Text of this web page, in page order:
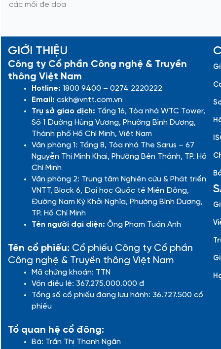
các mối đe dọa
GIỚI THIỆU
Công ty Cổ phần Công nghệ & Truyền
thông Việt Nam
Hotline: 1800 9400 – 0274 2220222
Email: cskh@vntt.com.vn
Trụ sở giao dịch: Tầng 16, Tòa nhà WTC Tower,
Số 1 Đường Hùng Vương, Phường Bình Dương,
Thành phố Hồ Chí Minh, Việt Nam
Văn phòng 1: Tầng 8, Tòa nhà The Sarus – 67
Nguyễn Thị Minh Khai, Phường Bến Thành, TP. Hồ
Chí Minh
Văn phòng 2: Trung tâm Nghiên cứu & Phát triển
VNTT, Block 6, Đại học Quốc tế Miền Đông,
Đường Nam Kỳ Khởi Nghĩa, Phường Bình Dương,
TP. Hồ Chí Minh
Tên người đại diện: Ông Phạm Tuấn Anh
Tên cổ phiếu: Cổ phiếu Công ty Cổ phần
Công nghệ & Truyền thông Việt Nam
Mã chứng khoán: TTN
Vốn điều lệ: 367.275.000.000 đ
Tổng số cổ phiếu đang lưu hành: 36.727.500 cổ
phiếu
Tổ quan hệ cổ đông:
Bà: Trần Thị Thanh Ngân